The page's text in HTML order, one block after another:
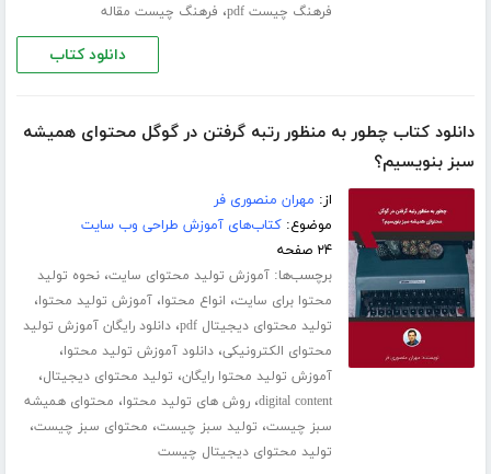
فرهنگ چیست pdf ، فرهنگ چیست مقاله
دانلود کتاب
دانلود کتاب چطور به منظور رتبه گرفتن در گوگل محتوای همیشه
سبز بنویسیم؟
از: مهران منصوری فر
موضوع:کتاب‌های آموزش طراحی وب سایت
۲۴ صفحه
برچسب‌ها:آموزش تولید محتوای سایت،نحوه تولید
محتوا برای سایت، انواع محتوا،آموزش تولید محتوا،
تولید محتوای دیجیتال pdf ،دانلود رایگان آموزش تولید
محتوای الکترونیکی،دانلود آموزش تولید محتوا،
آموزش تولید محتوا رایگان، تولید محتوای دیجیتال،
digital content،روش های تولید محتوا، محتوای همیشه
سبز چیست، تولید سبز چیست، محتوای سبز چیست،
تولید محتوای دیجیتال چیست